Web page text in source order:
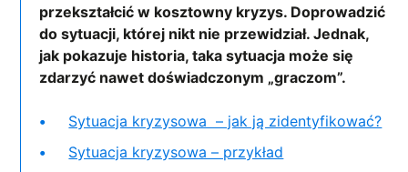
przekształcić w kosztowny kryzys. Doprowadzić
do sytuacji, której nikt nie przewidział. Jednak,
jak pokazuje historia, taka sytuacja może się
zdarzyć nawet doświadczonym „graczom”.
Sytuacja kryzysowa – jak ją zidentyfikować?
Sytuacja kryzysowa – przykład